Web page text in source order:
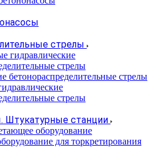
стрелы
гидравлические
стрелы
бетонораспределительные стрелы
стрелы
Штукатурные станции
оборудование
для торкретирования